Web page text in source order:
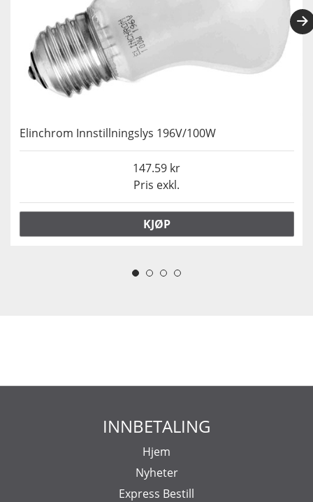
Elinchrom Innstillningslys 196V/100W
Pris exkl.
147.59
KJØP
INNBETALING
Hjem
Nyheter
Express Bestill